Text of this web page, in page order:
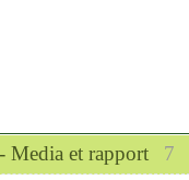
7
Media et rapport